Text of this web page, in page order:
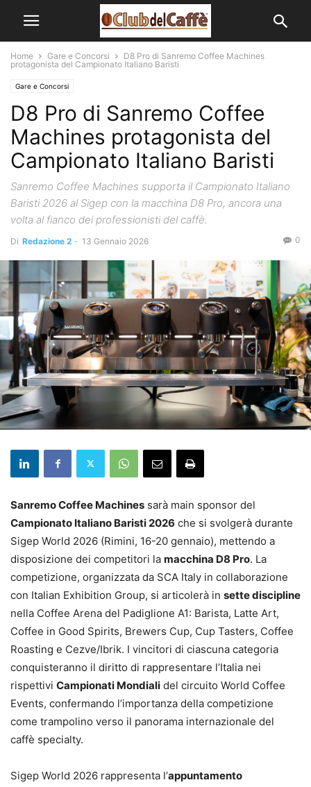
Home Gare e Concorsi
D8 Pro di Sanremo Coffee Machines
protagonista del Campionato Italiano Baristi
Gare e Concorsi
D8 Pro di Sanremo Coffee
Machines protagonista del
Campionato Italiano Baristi
Sanremo Coffee Machines supporta il Campionato Italiano
Baristi 2026 al Sigep con la macchina D8 Pro, ancora una
volta al fianco dei professionisti del caffè.
Di Redazione 2 - 13 Gennaio 2026 0
Sanremo Coffee Machines sarà main sponsor del
Campionato Italiano Baristi 2026 che si svolgerà durante
Sigep World 2026 (Rimini, 16-20 gennaio), mettendo a
disposizione dei competitori la macchina D8 Pro. La
competizione, organizzata da SCA Italy in collaborazione
con Italian Exhibition Group, si articolerà in sette discipline
nella Coffee Arena del Padiglione A1: Barista, Latte Art,
Coffee in Good Spirits, Brewers Cup, Cup Tasters, Coffee
Roasting e Cezve/Ibrik. I vincitori di ciascuna categoria
conquisteranno il diritto di rappresentare l’Italia nei
rispettivi Campionati Mondiali del circuito World Coffee
Events, confermando l’importanza della competizione
come trampolino verso il panorama internazionale del
caffè specialty.
Sigep World 2026 rappresenta l’appuntamento